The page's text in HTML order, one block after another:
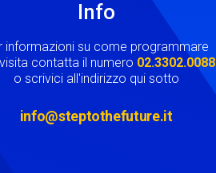
Info
informazioni su come programmare
contatta il numero 02.3302.0088
o scrivici all'indirizzo qui sotto
info@steptothefuture.it